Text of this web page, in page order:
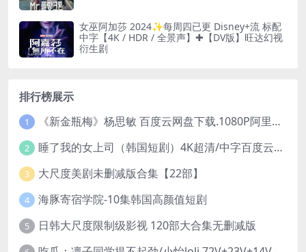
女巫阿加莎 2024✨每周四已更 Disney+流 标配
中字【4K / HDR / 全景声】✚【DV版】旺达幻视
衍生剧
排行榜展示
1 《新金瓶梅》杨思敏 百度云网盘下载.1080P阿里下载.国语中字.(1996)
2 睡了我的女上司（韩国短剧）4K超清/中字百度云网盘下载
3 大尺度美剧未删减版合集【22部】
4 海豚寄宿学院-10集韩国高颜值短剧
5 日韩大尺度限制级影视 120部大合集无删减版